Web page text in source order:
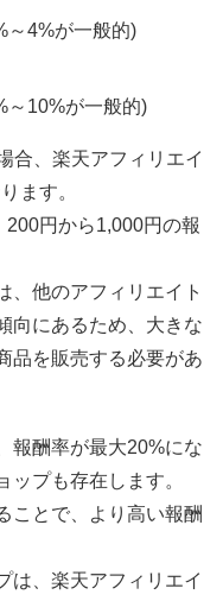
～4%が一般的)
～10%が一般的)
合、楽天アフィリエイ
ます。
円から1,000円の報
、他のアフィリエイト
向にあるため、大きな
品を販売する必要があ
報酬率が最大20%にな
ップも存在します。
ことで、より高い報酬
は、楽天アフィリエイ